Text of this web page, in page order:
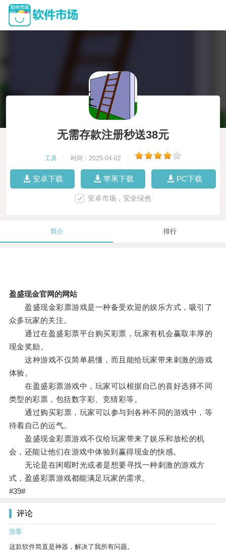
无需存款注册秒送38元
工具 时间：2025-04-02
安卓下载 苹果下载 PC下载
安卓市场，安全绿色
简介 排行
盈盛现金官网的网站
盈盛现金彩票游戏是一种备受欢迎的娱乐方式，吸引了
众多玩家的关注。
通过在盈盛彩票平台购买彩票，玩家有机会赢取丰厚的
现金奖励。
这种游戏不仅简单易懂，而且能给玩家带来刺激的游戏
体验。
在盈盛彩票游戏中，玩家可以根据自己的喜好选择不同
类型的彩票，包括数字彩、竞猜彩等。
通过购买彩票，玩家可以参与到各种不同的游戏中，等
待着自己的运气。
盈盛现金彩票游戏不仅给玩家带来了娱乐和放松的机
会，还能让他们在游戏中体验到赢得现金的快感。
无论是在闲暇时光或者是想要寻找一种刺激的游戏方
式，盈盛彩票游戏都能满足玩家的需求。
#39#
评论
游客
这款软件简直是神器，解决了我所有问题。